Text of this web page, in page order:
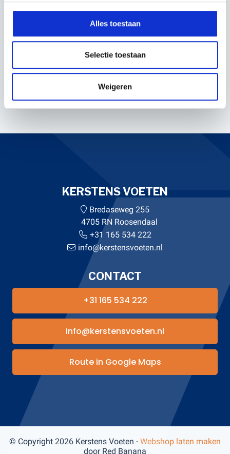
Alles toestaan
Selectie toestaan
Weigeren
COMPLEET DOSEUR
/TANDRADDOSEUR HUIS
KERSTENS VOETEN
Bredaseweg 255
4705 RN Roosendaal
+31 165 534 222
info@kerstensvoeten.nl
CONTACT
+31 165 534 222
info@kerstensvoeten.nl
Route in Google Maps
© Copyright 2026 Kerstens Voeten - Webshop laten maken
door Red Banana